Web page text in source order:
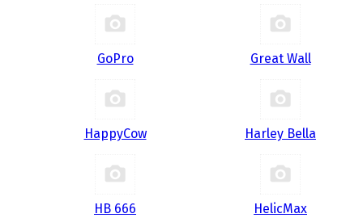
GoPro Great Wall
HappyCow Harley Bella
HB 666 HelicMax